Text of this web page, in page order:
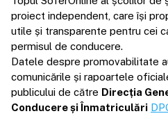
proiect independent, care își
utile și transparente pentru cei
permisul de conducere.
Datele despre promovabilitate
comunicările și rapoartele
publicului de către Direcția
Conducere și Înmatriculări